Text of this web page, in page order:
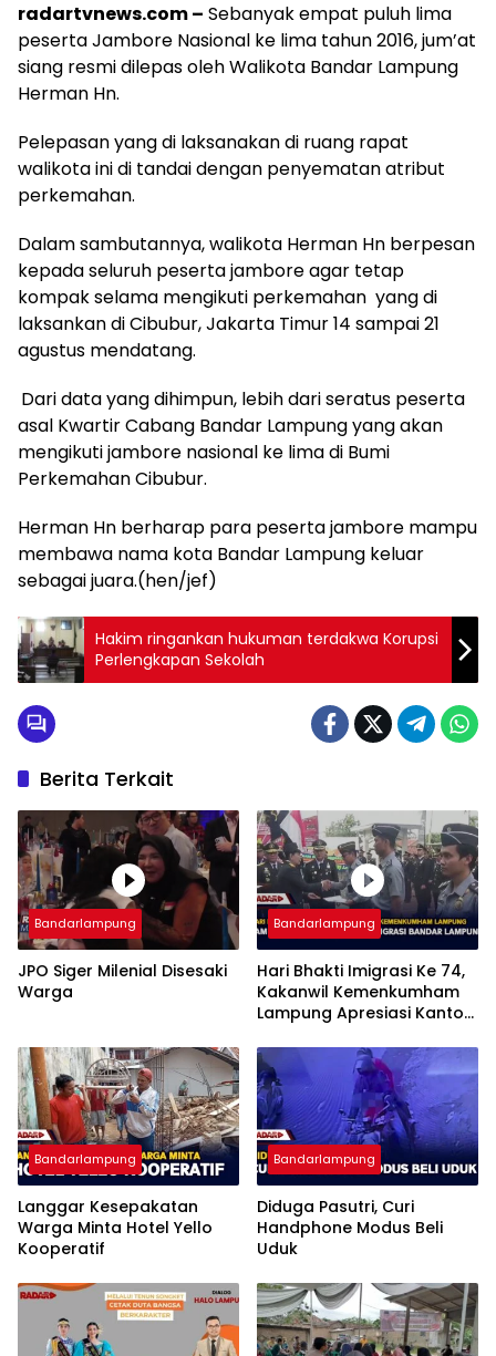
radartvnews.com – Sebanyak empat puluh lima
peserta Jambore Nasional ke lima tahun 2016, jum’at
siang resmi dilepas oleh Walikota Bandar Lampung
Herman Hn.
Pelepasan yang di laksanakan di ruang rapat
walikota ini di tandai dengan penyematan atribut
perkemahan.
Dalam sambutannya, walikota Herman Hn berpesan
kepada seluruh peserta jambore agar tetap
kompak selama mengikuti perkemahan yang di
laksankan di Cibubur, Jakarta Timur 14 sampai 21
agustus mendatang.
Dari data yang dihimpun, lebih dari seratus peserta
asal Kwartir Cabang Bandar Lampung yang akan
mengikuti jambore nasional ke lima di Bumi
Perkemahan Cibubur.
Herman Hn berharap para peserta jambore mampu
membawa nama kota Bandar Lampung keluar
sebagai juara.(hen/jef)
Hakim ringankan hukuman terdakwa Korupsi
Perlengkapan Sekolah
Berita Terkait
Bandarlampung
JPO Siger Milenial Disesaki
Warga
Bandarlampung
Hari Bhakti Imigrasi Ke 74,
Kakanwil Kemenkumham
Lampung Apresiasi Kantor
Bandarlampung
Langgar Kesepakatan
Warga Minta Hotel Yello
Kooperatif
Bandarlampung
Diduga Pasutri, Curi
Handphone Modus Beli
Uduk